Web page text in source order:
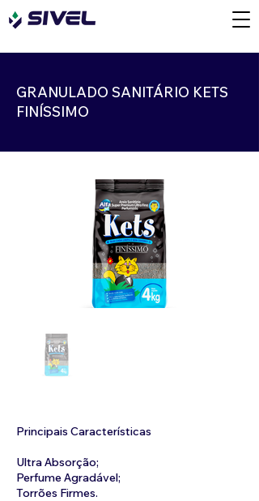
GRANULADO SANITÁRIO KETS
FINÍSSIMO
Principais Características
Ultra Absorção;
Perfume Agradável;
Torrões Firmes.